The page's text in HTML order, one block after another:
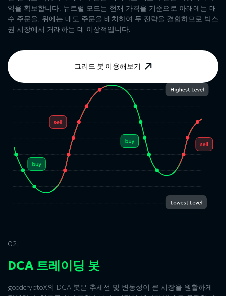
익을 확보합니다. 뉴트럴 모드는 현재 가격을 기준으로 아래에는 매
수 주문을, 위에는 매도 주문을 배치하여 두 전략을 결합하므로 박스
권 시장에서 거래하는 데 이상적입니다.
그리드 봇 이용해보기
02.
DCA 트레이딩 봇
goodcryptoX의 DCA 봇은 추세선 및 변동성이 큰 시장을 원활하게